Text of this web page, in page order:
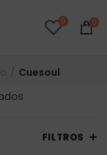
0 0
Cuesoul
bajoFILTROS